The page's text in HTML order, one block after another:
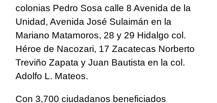
colonias Pedro Sosa calle 8 Avenida de la
Unidad, Avenida José Sulaimán en la
Mariano Matamoros, 28 y 29 Hidalgo col.
Héroe de Nacozari, 17 Zacatecas Norberto
Treviño Zapata y Juan Bautista en la col.
Adolfo L. Mateos.
Con 3,700 ciudadanos beneficiados